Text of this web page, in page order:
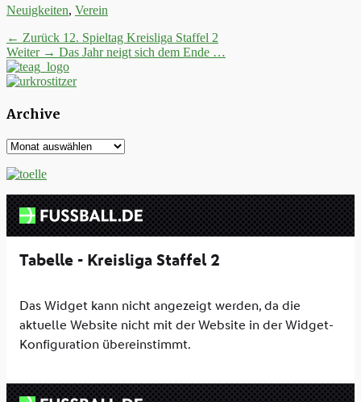
Kategorien
Neuigkeiten, Verein
Beitrags-
Navigation
← Zurück Vorheriger
Beitrag:
12. Spieltag Kreisliga Staffel 2
Weiter → Nächster
Beitrag:
Das Jahr neigt sich dem Ende …
Archive
Archive